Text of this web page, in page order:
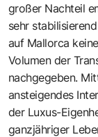
großer Nachteil
sehr
auf Mallorca
Volumen der
nachgegeben.
ansteigendes
der Luxus-
ganzjähriger